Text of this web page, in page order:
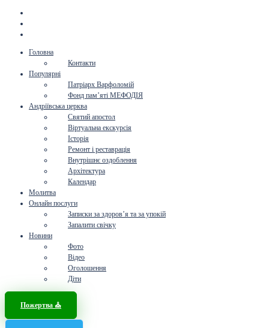
Головна
Контакти
Популярні
Патріарх Варфоломій
Фонд пам’яті МЕФОДІЯ
Андріївська церква
Святий апостол
Віртуальна екскурсія
Історія
Ремонт і реставрація
Внутрішнє оздоблення
Архітектура
Календар
Молитва
Онлайн послуги
Записки за здоров’я та за упокій
Запалити свічку
Новини
Фото
Відео
Оголошення
Діти
Пожертва ⛪️